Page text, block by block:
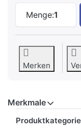
Menge:1
Merken
Merkmale
Produktkategorie